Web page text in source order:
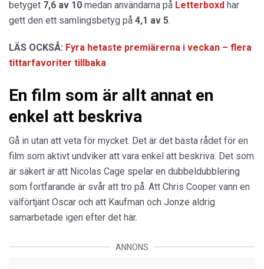
betyget 7,6 av 10 medan användarna på Letterboxd har
gett den ett samlingsbetyg på 4,1 av 5.
LÄS OCKSÅ: Fyra hetaste premiärerna i veckan – flera
tittarfavoriter tillbaka
En film som är allt annat en
enkel att beskriva
Gå in utan att veta för mycket. Det är det bästa rådet för en
film som aktivt undviker att vara enkel att beskriva. Det som
är säkert är att Nicolas Cage spelar en dubbeldubblering
som fortfarande är svår att tro på. Att Chris Cooper vann en
välförtjänt Oscar och att Kaufman och Jonze aldrig
samarbetade igen efter det här.
ANNONS